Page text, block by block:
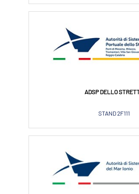
ADSP DELLO
STAND 2F111